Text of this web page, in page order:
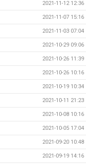
2021-11-12 12:36
2021-11-07 15:16
2021-11-03 07:04
2021-10-29 09:06
2021-10-26 11:39
2021-10-26 10:16
2021-10-19 10:34
2021-10-11 21:23
2021-10-08 10:16
2021-10-05 17:04
2021-09-20 10:48
2021-09-19 14:16